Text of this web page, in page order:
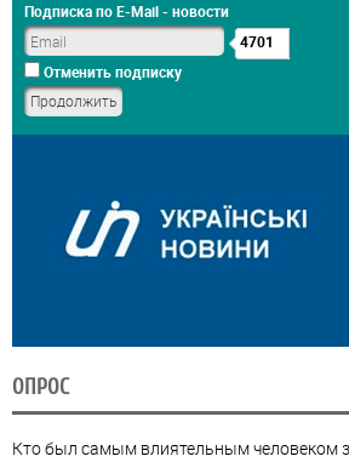
Подписка по E-Mail - новости
4701
Отменить подписку
ОПРОС
Кто был самым влиятельным человеком